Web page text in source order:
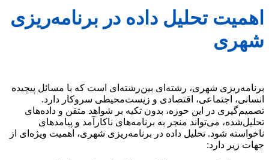
اهمیت تحلیل داده در برنامه‌ریزی
شهری
برنامه‌ریزی شهری، رشته‌ای بین‌رشته‌ای است که با مسائل پیچیده
انسانی، اجتماعی، اقتصادی و زیست‌محیطی سروکار دارد.
تصمیم‌گیری در این حوزه، بدون تکیه بر شواهد متقن و داده‌های
تحلیل‌شده، می‌تواند منجر به برنامه‌های ناکارآمد و پیامدهای
ناخواسته شود. تحلیل داده در برنامه‌ریزی شهری، اهمیت ویژه‌ای از
جهات زیر دارد: